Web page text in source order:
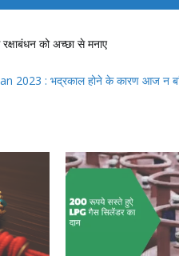
को अच्छा से मनाए
2023 : भद्रकाल होने के कारण आज न